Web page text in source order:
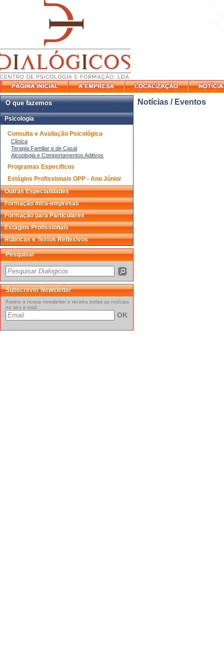
O que fazemos
Psicologia
Consulta e Avaliação Psicológica
Clínica
Terapia Familiar e de Casal
Alcoologia e Comportamentos Aditivos
Programas Especificos
Estágios Profissionais OPP - Ano Júnior
Outras Especialidades
Formação Intra-empresas
Formação para Particulares
Estágios Profissionais
Rúbricas e Textos Reflexivos
Pesquisar
Subscrever Newsletter
Assine a nossa newsletter e receba todas as notícias
no seu e-mail.
OK
Notícias / Eventos